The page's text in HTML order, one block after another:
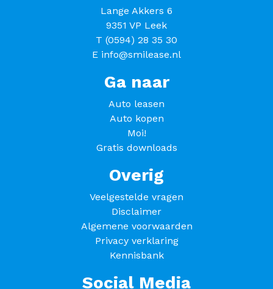
Lange Akkers 6
9351 VP Leek
T (0594) 28 35 30
E info@smilease.nl
Ga naar
Auto leasen
Auto kopen
Moi!
Gratis downloads
Overig
Veelgestelde vragen
Disclaimer
Algemene voorwaarden
Privacy verklaring
Kennisbank
Social Media